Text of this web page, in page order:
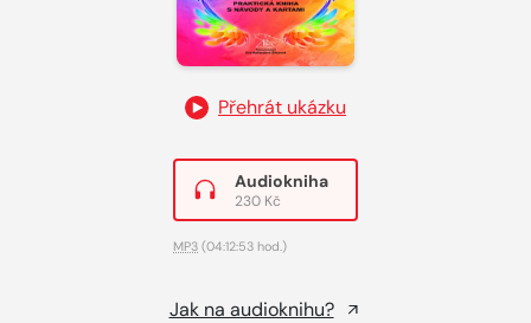
Přehrát ukázku
Audiokniha
230 Kč
MP3 (04:12:53 hod.)
Jak na audioknihu?